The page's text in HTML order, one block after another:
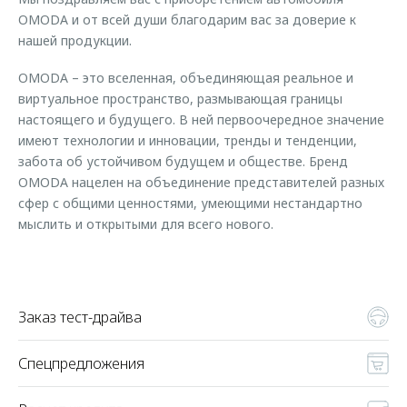
Страхование
Кредитный калькулятор
Аксессуары
Одежда и сувениры
Оригинальные аксессуары
Запчасти
Трейд-ин
Калькулятор трейд-ин
Клиентская поддержка
O&J Автоклуб
Клуб владельцев OMODA
Приложение O&J
Аксессуары
Одежда и сувениры
Оригинальные аксессуары
Обратная связь
OMODA и от всей души благодарим вас за доверие к
нашей продукции.
OMODA – это вселенная, объединяющая реальное и
виртуальное пространство, размывающая границы
настоящего и будущего. В ней первоочередное значение
имеют технологии и инновации, тренды и тенденции,
забота об устойчивом будущем и обществе. Бренд
OMODA нацелен на объединение представителей разных
сфер с общими ценностями, умеющими нестандартно
мыслить и открытыми для всего нового.
Заказ тест-драйва
Спецпредложения